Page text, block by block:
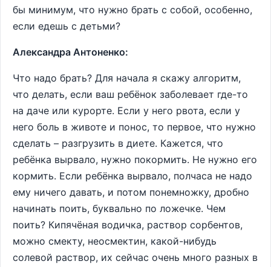
бы минимум, что нужно брать с собой, особенно,
если едешь с детьми?
Александра Антоненко:
Что надо брать? Для начала я скажу алгоритм,
что делать, если ваш ребёнок заболевает где-то
на даче или курорте. Если у него рвота, если у
него боль в животе и понос, то первое, что нужно
сделать – разгрузить в диете. Кажется, что
ребёнка вырвало, нужно покормить. Не нужно его
кормить. Если ребёнка вырвало, полчаса не надо
ему ничего давать, и потом понемножку, дробно
начинать поить, буквально по ложечке. Чем
поить? Кипячёная водичка, раствор сорбентов,
можно смекту, неосмектин, какой-нибудь
солевой раствор, их сейчас очень много разных в